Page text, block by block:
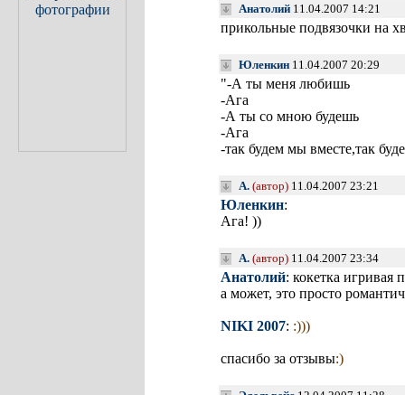
Анатолий 11.04.2007 14:21
прикольные подвязочки на
Юленкин 11.04.2007 20:29
"-А ты меня любишь
-Ага
-А ты со мною будешь
-Ага
-так будем мы вместе,так
A. (автор) 11.04.2007 23:21
Юленкин:
Ага! ))
A. (автор) 11.04.2007 23:34
Анатолий: кокетка игривая
а может, это просто
NIKI 2007: :)))
спасибо за отзывы:)